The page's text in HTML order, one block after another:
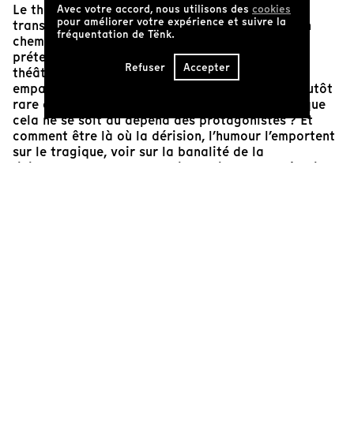
Le thème est connu : deux hommes doivent
transporter un cadavre d’un point à un autre. En
chemin, plein de mésaventures leur arrivent,
prétextes à déclencher le rire et la dérision. Le
théâtre et le cinéma de fiction s'en sont souvent
emparés, mais la dimension tragicomique est plutôt
rare en documentaire. Comment faire rire sans que
cela ne se soit au dépend des protagonistes ? Et
comment être là où la dérision, l’humour l’emportent
sur le tragique, voir sur la banalité de la
finitude. C’est l’un des multiples niveaux de réussite
Avec votre accord, nous utilisons des cookies
pour améliorer votre expérience et suivre la
fréquentation de Tënk.
Refuser Accepter